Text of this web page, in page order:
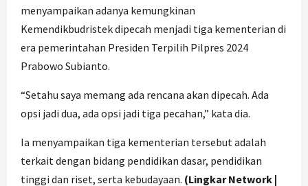
menyampaikan adanya kemungkinan
Kemendikbudristek dipecah menjadi tiga kementerian di
era pemerintahan Presiden Terpilih Pilpres 2024
Prabowo Subianto.
“Setahu saya memang ada rencana akan dipecah. Ada
opsi jadi dua, ada opsi jadi tiga pecahan,” kata dia.
Ia menyampaikan tiga kementerian tersebut adalah
terkait dengan bidang pendidikan dasar, pendidikan
tinggi dan riset, serta kebudayaan. (Lingkar Network |